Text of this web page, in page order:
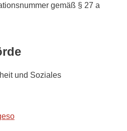
gemäß § 27 a
und Soziales